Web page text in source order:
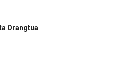
Orangtua